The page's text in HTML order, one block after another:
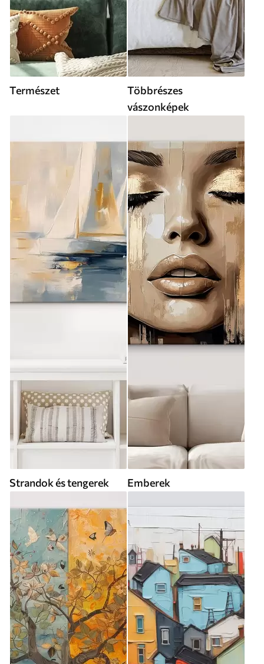
Természet
Többrészes
vászonképek
Strandok és tengerek Emberek